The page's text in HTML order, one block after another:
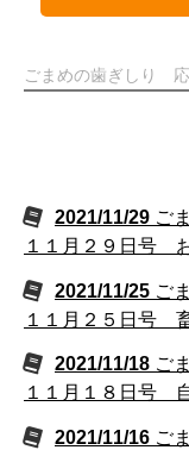
ごまめの歯ぎしり
2021/11/29 ご
１１月２９日号
2021/11/25 ご
１１月２５日号
2021/11/18 ご
１１月１８日号
2021/11/16 ご